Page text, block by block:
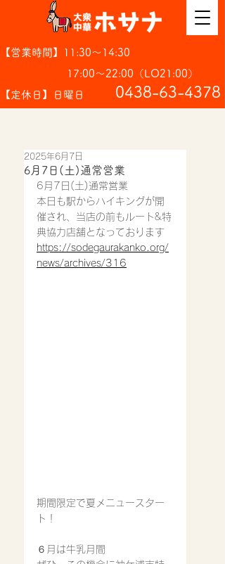
【営業時間】11:30～14:30
17:00～22:00（LO21:00）
【定休日】日曜日
​0438-63-4378
6月7日(土)通常営業
2025年6月7日
6月7日(土)通常営業
本日も駅からハイキングが開
催され、当店の前もルート&特
典協力店舗となっております
https://sodegaurakanko.org/
news/archives/316
期間限定で夏メニュースター
ト！
６月は牛乳月間